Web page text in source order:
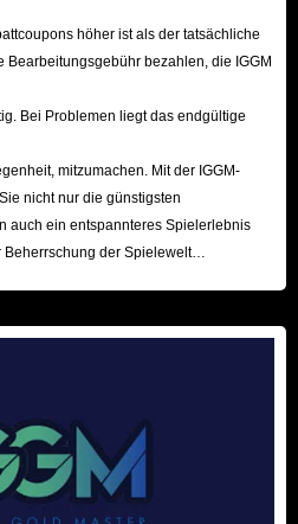
Accounts kaufen?
Abkürzung für Spieler, die
Game Grind“:
Endfield sind sehr lang (bis zu
ins Kerngameplay ein.
strategischen Vorteil.
Obwohl es ein Free-to-Play-Titel
höher ist als der tatsächliche
Bearbeitungsgebühr bezahlen, die IGGM
Bei Problemen liegt das endgültige
mitzumachen. Mit der IGGM-
nicht nur die günstigsten
auch ein entspannteres Spielerlebnis
der Spielewelt